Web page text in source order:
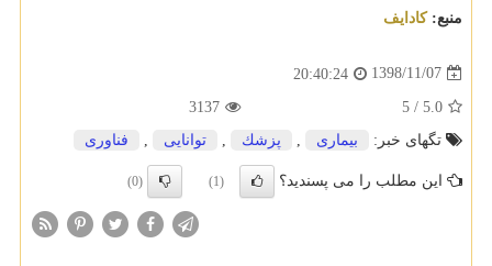
منبع:كادایف
1398/11/07
20:40:24
5.0
/
5
3137
تگهای خبر:
بیماری پزشك توانایی فناوری
این مطلب را می پسندید؟ (1)
(0)